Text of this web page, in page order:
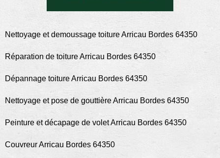
Nettoyage et demoussage toiture Arricau Bordes 64350
Réparation de toiture Arricau Bordes 64350
Dépannage toiture Arricau Bordes 64350
Nettoyage et pose de gouttière Arricau Bordes 64350
Peinture et décapage de volet Arricau Bordes 64350
Couvreur Arricau Bordes 64350